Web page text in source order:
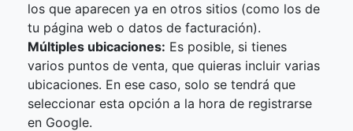
los que aparecen ya en otros sitios (como los de
tu página web o datos de facturación).
Múltiples ubicaciones: Es posible, si tienes
varios puntos de venta, que quieras incluir varias
ubicaciones. En ese caso, solo se tendrá que
seleccionar esta opción a la hora de registrarse
en Google.